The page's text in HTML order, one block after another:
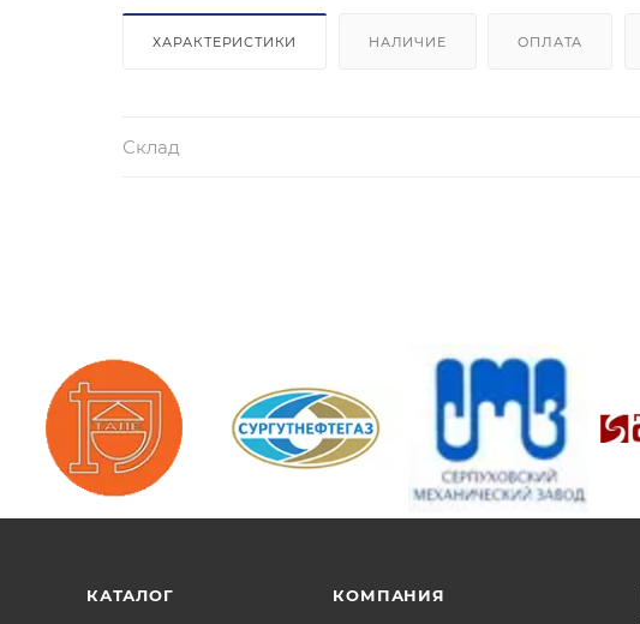
ХАРАКТЕРИСТИКИ НАЛИЧИЕ ОПЛАТА
Склад
КАТАЛОГ КОМПАНИЯ